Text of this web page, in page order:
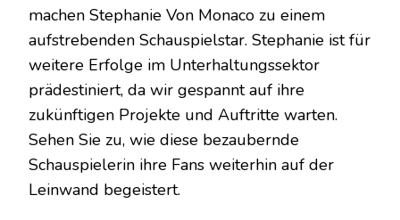
machen Stephanie Von Monaco zu einem
aufstrebenden Schauspielstar. Stephanie ist für
weitere Erfolge im Unterhaltungssektor
prädestiniert, da wir gespannt auf ihre
zukünftigen Projekte und Auftritte warten.
Sehen Sie zu, wie diese bezaubernde
Schauspielerin ihre Fans weiterhin auf der
Leinwand begeistert.